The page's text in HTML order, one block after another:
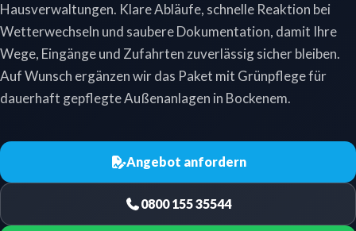
Hausverwaltungen. Klare Abläufe, schnelle Reaktion bei
Wetterwechseln und saubere Dokumentation, damit Ihre
Wege, Eingänge und Zufahrten zuverlässig sicher bleiben.
Auf Wunsch ergänzen wir das Paket mit Grünpflege für
dauerhaft gepflegte Außenanlagen in Bockenem.
Angebot anfordern
0800 155 35544